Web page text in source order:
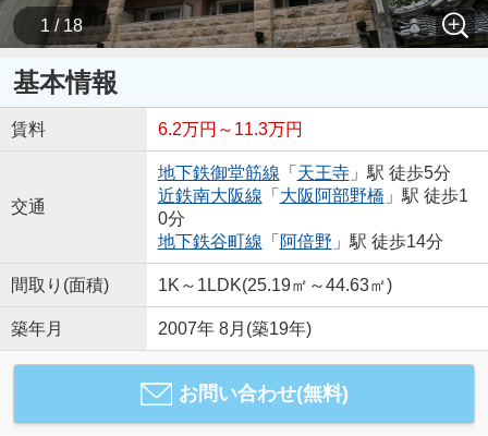
1 / 18
基本情報
賃料 6.2万円～11.3万円
交通
地下鉄御堂筋線 「 天王寺」駅 徒歩5分
近鉄南大阪線 「 大阪阿部野橋 」駅 徒歩1
0分
地下鉄谷町線 「 阿倍野 」駅 徒歩14分
間取り(面積) 1K～1LDK(25.19㎡～44.63㎡)
築年月 2007年 8月(築19年)
お問い合わせ(無料)